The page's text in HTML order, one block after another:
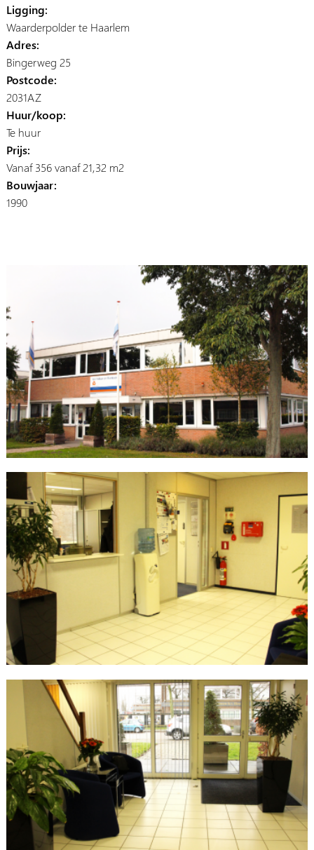
Ligging:
Waarderpolder te Haarlem
Adres:
Bingerweg 25
Postcode:
2031AZ
Huur/koop:
Te huur
Prijs:
Vanaf 356 vanaf 21,32 m2
Bouwjaar:
1990